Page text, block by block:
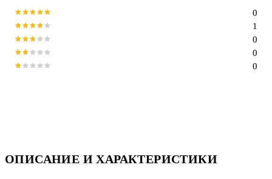
ОПИСАНИЕ И ХАРАКТЕРИСТИКИ
0
0
0
1
0